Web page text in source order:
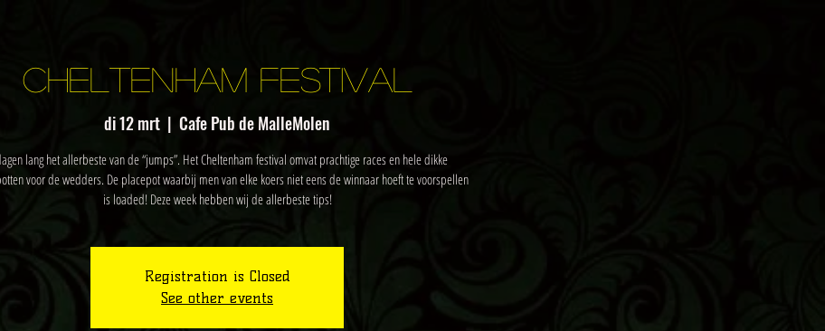
Cheltenham Festival
di 12 mrt
  |
Cafe Pub de MalleMolen
lang het allerbeste van de “jumps”. Het Cheltenham festival omvat prachtige races en hele dikke
voor de wedders. De placepot waarbij men van elke koers niet eens de winnaar hoeft te voorspellen
is loaded! Deze week hebben wij de allerbeste tips!
Registration is Closed
See other events